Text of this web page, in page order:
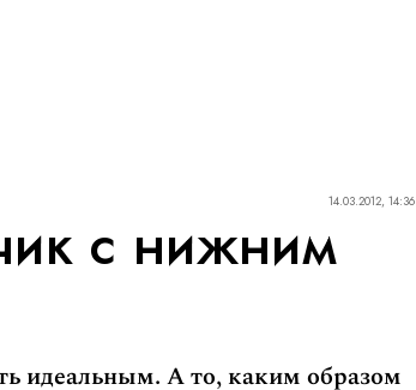
14.03.2012, 14:36
с нижним
идеальным. А то, каким образом